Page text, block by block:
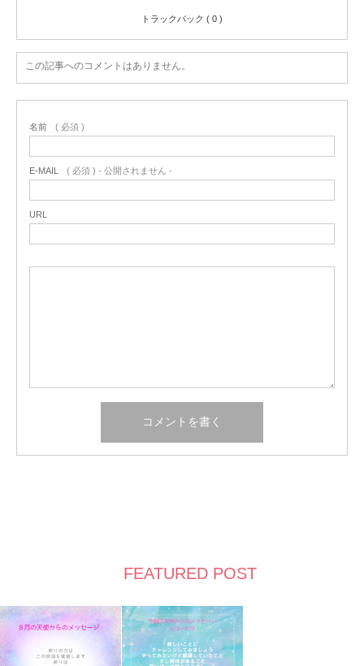
トラックバック ( 0 )
この記事へのコメントはありません。
名前 ( 必須 )
E-MAIL ( 必須 ) - 公開されません -
URL
FEATURED POST